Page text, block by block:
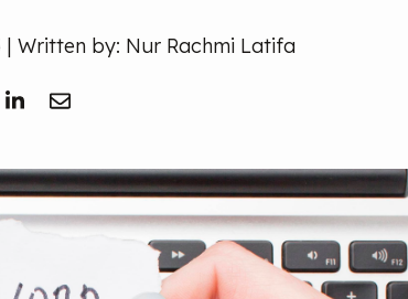
| Written by: Nur Rachmi Latifa